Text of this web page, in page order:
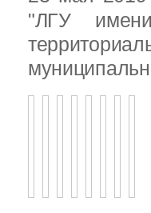
"ЛГУ